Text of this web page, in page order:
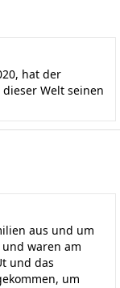
hat der
Welt seinen
aus und um
waren am
und das
um